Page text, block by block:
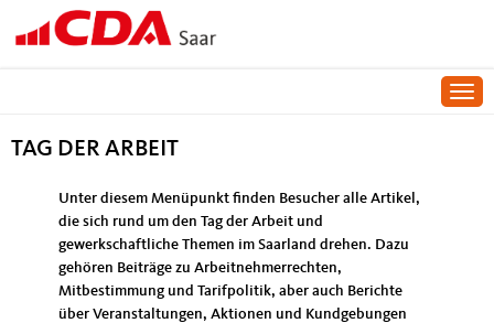
TAG DER ARBEIT
TAG DER ARBEIT
Unter diesem Menüpunkt finden Besucher alle Artikel,
die sich rund um den Tag der Arbeit und
gewerkschaftliche Themen im Saarland drehen. Dazu
gehören Beiträge zu Arbeitnehmerrechten,
Mitbestimmung und Tarifpolitik, aber auch Berichte
über Veranstaltungen, Aktionen und Kundgebungen